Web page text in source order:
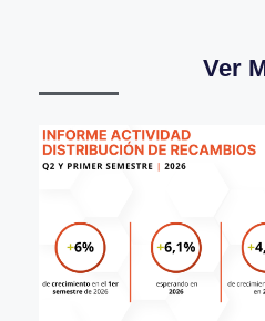
Ver